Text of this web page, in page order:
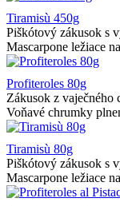
Tiramisù 450g
Piškótový zákusok s
Mascarpone ležiace
Profiteroles 80g
Zákusok z vaječného
Voňavé chrumky
Tiramisù 80g
Piškótový zákusok s
Mascarpone ležiace